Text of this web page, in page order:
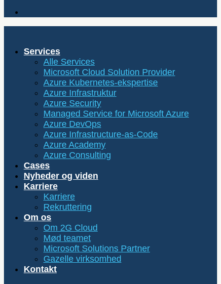
Services
Alle Services
Microsoft Cloud Solution Provider
Azure Kubernetes-ekspertise
Azure Infrastruktur
Azure Security
Managed Service for Microsoft Azure
Azure DevOps
Azure Infrastructure-as-Code
Azure Academy
Azure Consulting
Cases
Nyheder og viden
Karriere
Karriere
Rekruttering
Om os
Om 2G Cloud
Mød teamet
Microsoft Solutions Partner
Gazelle virksomhed
Kontakt